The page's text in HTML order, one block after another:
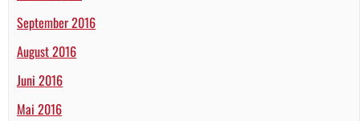
September 2016
August 2016
Juni 2016
Mai 2016